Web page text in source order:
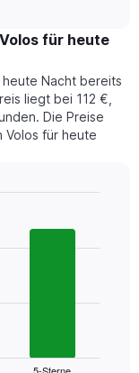
für heute
Nacht bereits
liegt bei 112 €,
Die Preise
für heute